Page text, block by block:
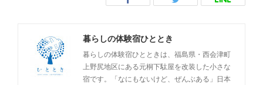
暮らしの体験宿ひととき
暮らしの体験宿ひとときは、福島県・西会津町
上野尻地区にある元桐下駄屋を改装した小さな
宿です。「なにもないけど、ぜんぶある」日本